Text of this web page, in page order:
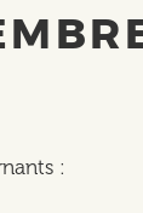
: